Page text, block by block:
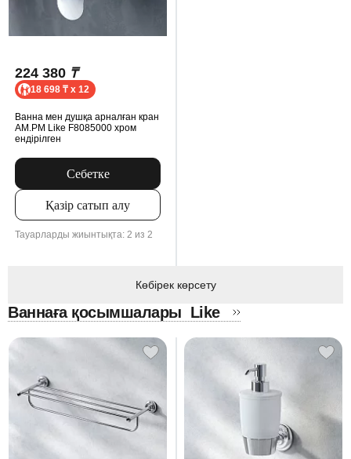
224 380 ₸
18 698 ₸ x 12
Ванна мен душқа арналған кран
AM.PM Like F8085000 хром
ендірілген
Себетке
Қазір сатып алу
Тауарларды жиынтықта: 2 из 2
Көбірек көрсету
Ваннаға қосымшалары Like